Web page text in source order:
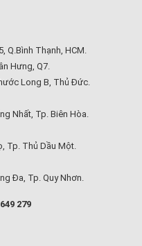
Q.Bình Thạnh, HCM.
Hưng, Q7.
Long B, Thủ Đức.
Nhất, Tp. Biên Hòa.
Tp. Thủ Dầu Một.
Đa, Tp. Quy Nhơn.
279